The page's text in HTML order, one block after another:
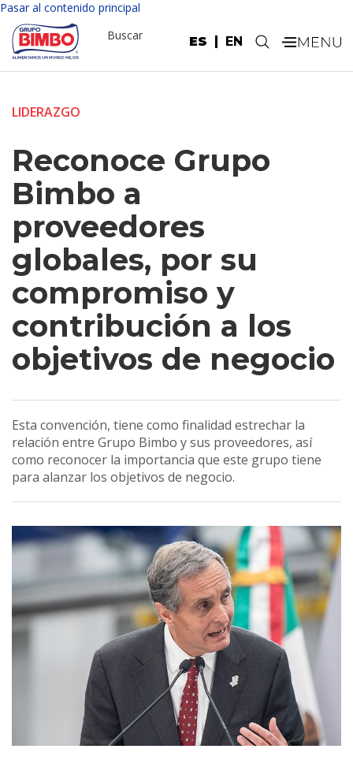
Pasar al contenido principal
ES EN
Buscar .
LIDERAZGO
Reconoce Grupo
Bimbo a
proveedores
globales, por su
compromiso y
contribución a los
objetivos de negocio
Esta convención, tiene como finalidad estrechar la
relación entre Grupo Bimbo y sus proveedores, así
como reconocer la importancia que este grupo tiene
para alanzar los objetivos de negocio.